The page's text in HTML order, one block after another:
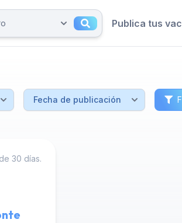
Publica tus
30 días.